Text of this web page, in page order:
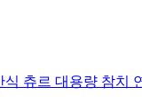
츄르 대용량 참치